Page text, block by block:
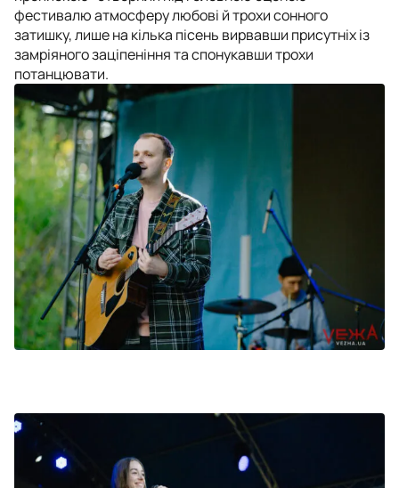
фестивалю атмосферу любові й трохи сонного
затишку, лише на кілька пісень вирвавши присутніх із
замріяного заціпеніння та спонукавши трохи
потанцювати.